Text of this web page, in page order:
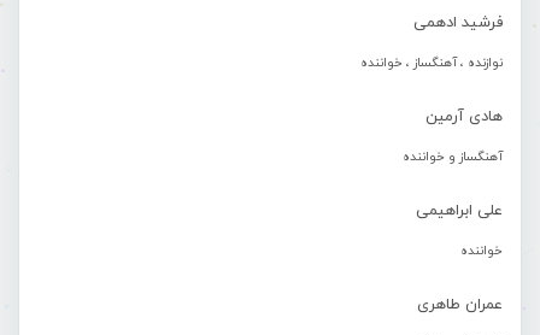
فرشید ادهمی
نوازنده ، آهنگساز ، خواننده
هادی آرمین
آهنگساز و خواننده
علی ابراهیمی
خواننده
عمران طاهری